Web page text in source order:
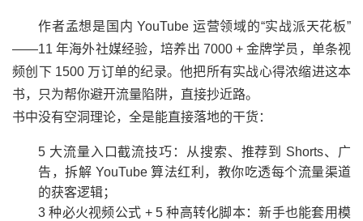
作者孟想是国内 YouTube 运营领域的“实战派天花板”
——11 年海外社媒经验，培养出 7000 + 金牌学员，单条视
频创下 1500 万订单的纪录。他把所有实战心得浓缩进这本
书，只为帮你避开流量陷阱，直接抄近路。
书中没有空洞理论，全是能直接落地的干货：
5 大流量入口截流技巧：从搜索、推荐到 Shorts、广
告，拆解 YouTube 算法红利，教你吃透每个流量渠道
的获客逻辑；
3 种必火视频公式 + 5 种高转化脚本：新手也能套用模